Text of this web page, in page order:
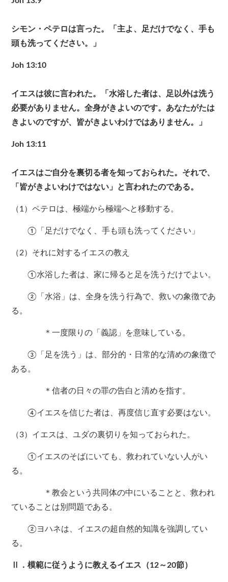
シモン・ペテロは言った。「主よ、足だけでなく、手も
頭も洗ってください。」
Joh 13:10
イエスは彼に言われた。「水浴した者は、足以外は洗う
必要がありません。全身がきよいのです。あなたがたは
きよいのですが、皆がきよいわけではありません。」
Joh 13:11
イエスはご自分を裏切る者を知っておられた。それで、
「皆がきよいわけではない」と言われたのである。
（1）ペテロは、極端から極端へと移動する。
①「足だけでなく、手も頭も洗ってください」
（2）それに対するイエスの教え
①水浴した者は、家に帰ると足を洗うだけでよい。
②「水浴」は、全身を洗う行為で、救いの象徴であ
る。
＊一度限りの「義認」を意味している。
③「足を洗う」は、部分的・日常的な清めの象徴で
ある。
＊信者の日々の罪の告白と清めを指す。
④イエスを信じた者は、再度信じ直す必要はない。
（3）イエスは、ユダの裏切りを知っておられた。
①イエスのそばにいても、救われていない人がい
る。
＊教会という共同体の中にいることと、救われ
ていることは別問題である。
②ヨハネは、イエスの超自然的知識を強調してい
る。
Ⅱ．模範に従うように教えるイエス（12～20節）